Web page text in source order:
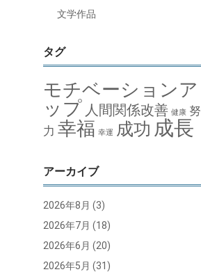
文学作品
タグ
モチベーションア
ップ 人間関係改善 健康 努
力 幸福 幸運 成功 成長
アーカイブ
2026年8月 (3)
2026年7月 (18)
2026年6月 (20)
2026年5月 (31)